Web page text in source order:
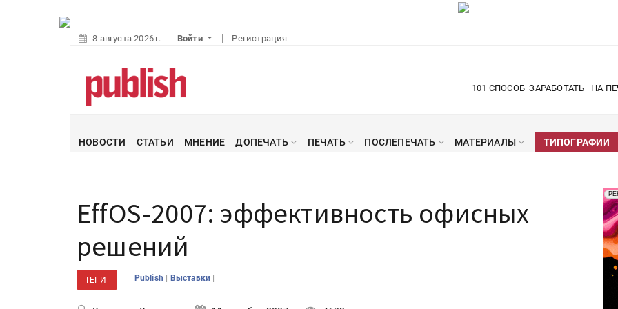
8 августа 2026 г. Войти Регистрация
101 СПОСОБ ЗАРАБОТАТЬ НА
НОВОСТИ СТАТЬИ МНЕНИЕ ДОПЕЧАТЬ ПЕЧАТЬ ПОСЛЕПЕЧАТЬ МАТЕРИАЛЫ ТИПОГРАФИИ
EffOS-2007: эффективность офисных
решений
ТЕГИ Publish | Выставки |